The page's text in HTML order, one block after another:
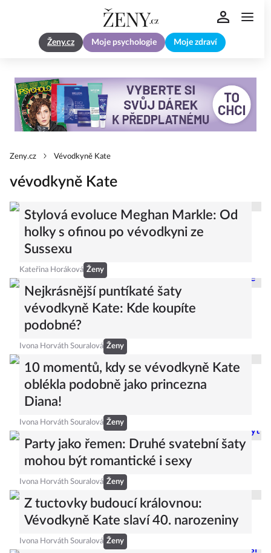
Ženy.cz Moje psychologie Moje zdraví
Zeny.cz Vévodkyně Kate
vévodkyně Kate
Stylová evoluce Meghan Markle: Od
holky s ofinou po vévodkyni ze
Sussexu
Kateřina Horáková Ženy
Nejkrásnější puntíkaté šaty
vévodkyně Kate: Kde koupíte
podobné?
Ivona Horváth Souralová Ženy
10 momentů, kdy se vévodkyně Kate
oblékla podobně jako princezna
Diana!
Ivona Horváth Souralová Ženy
Party jako řemen: Druhé svatební šaty
mohou být romantické i sexy
Ivona Horváth Souralová Ženy
Z tuctovky budoucí královnou:
Vévodkyně Kate slaví 40. narozeniny
Ivona Horváth Souralová Ženy